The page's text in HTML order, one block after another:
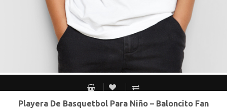
Playera De Basquetbol Para Niño – Baloncito Fan